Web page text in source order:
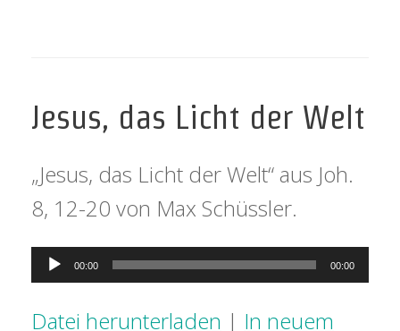
Jesus, das Licht der Welt
„Jesus, das Licht der Welt“ aus Joh.
8, 12-20 von Max Schüssler.
Audio-
00:00 00:00
Datei herunterladen | In neuem